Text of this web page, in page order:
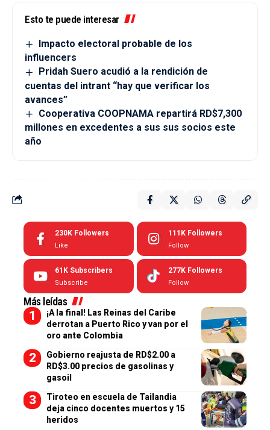
Esto te puede interesar
Impacto electoral probable de los
influencers
Pridah Suero acudió a la rendición de
cuentas del intrant “hay que verificar los
avances”
Cooperativa COOPNAMA repartirá RD$7,300
millones en excedentes a sus sus socios este
año
230K Followers
Like
111K Followers
Follow
61K Subscribers
Subscribe
277K Followers
Follow
Más leídas
¡A la final! Las Reinas del Caribe
derrotan a Puerto Rico y van por el
oro ante Colombia
Gobierno reajusta de RD$2.00 a
RD$3.00 precios de gasolinas y
gasoil
Tiroteo en escuela de Tailandia
deja cinco docentes muertos y 15
heridos